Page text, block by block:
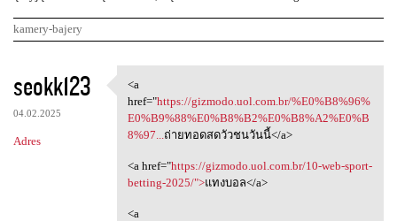
kamery-bajery
K
o
m
e
seokk123
04.02.2025
Adres
<a href="https://gizmodo.uol
<a
href="https://gizmodo.uol.com.br/%E0%B8%96%
E0%B9%88%E0%B8%B2%E0%B8%A2%E0%B
8%97...ถ่ายทอดสดวัวชนวันนี้</a>
<a href="https://gizmodo.uol.com.br/10-web-sport-
betting-2025/">แทงบอล</a>
<a